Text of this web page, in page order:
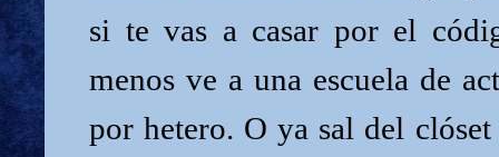
si te vas a casar por el
menos ve a una escuela de
por hetero. O ya sal del